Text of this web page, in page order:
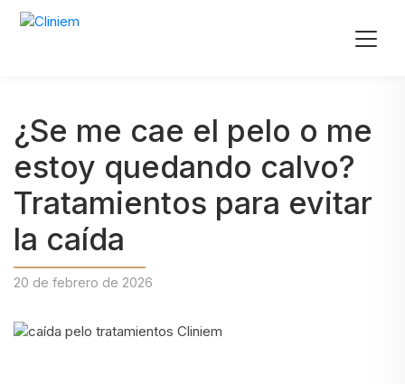
¿Se me cae el pelo o me
estoy quedando calvo?
Tratamientos para evitar
la caída
20 de febrero de 2026